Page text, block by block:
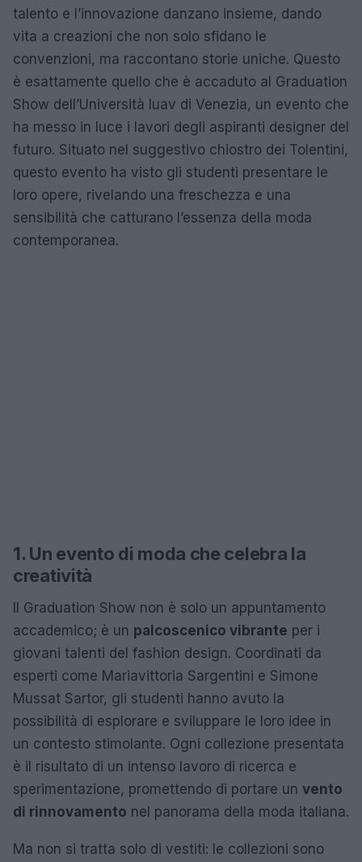
talento e l’innovazione danzano insieme, dando
vita a creazioni che non solo sfidano le
convenzioni, ma raccontano storie uniche. Questo
è esattamente quello che è accaduto al Graduation
Show dell’Università Iuav di Venezia, un evento che
ha messo in luce i lavori degli aspiranti designer del
futuro. Situato nel suggestivo chiostro dei Tolentini,
questo evento ha visto gli studenti presentare le
loro opere, rivelando una freschezza e una
sensibilità che catturano l’essenza della moda
contemporanea.
1. Un evento di moda che celebra la
creatività
Il Graduation Show non è solo un appuntamento
accademico; è un palcoscenico vibrante per i
giovani talenti del fashion design. Coordinati da
esperti come Mariavittoria Sargentini e Simone
Mussat Sartor, gli studenti hanno avuto la
possibilità di esplorare e sviluppare le loro idee in
un contesto stimolante. Ogni collezione presentata
è il risultato di un intenso lavoro di ricerca e
sperimentazione, promettendo di portare un vento
di rinnovamento nel panorama della moda italiana.
Ma non si tratta solo di vestiti: le collezioni sono